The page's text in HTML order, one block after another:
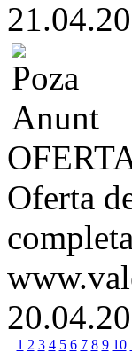
Oferta
1 2 3 4 5 6 7 8 9 10